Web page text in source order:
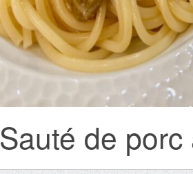
Sauté de